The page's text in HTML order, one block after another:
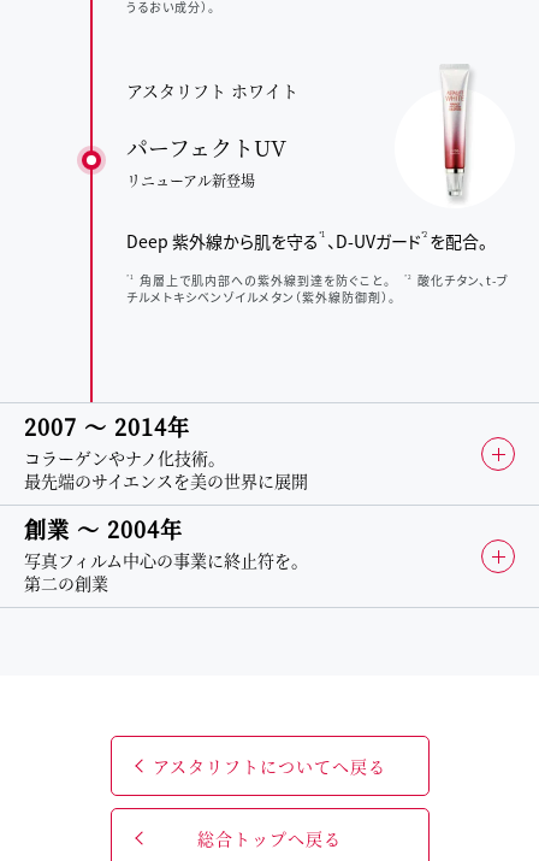
うるおい成分）。
アスタリフト ホワイト
パーフェクトUV
リニューアル新登場
Deep 紫外線から肌を守る *1 、D-UVガード*2 を配合。
*1 角層上で肌内部への紫外線到達を防ぐこと。 *2
酸化チタン、t-ブ
チルメトキシベンゾイルメタン（紫外線防御剤）。
2007 〜 2014年
コラーゲンやナノ化技術。
最先端のサイエンスを美の世界に展開
創業 〜 2004年
写真フィルム中心の事業に終止符を。
第二の創業
アスタリフトについてへ戻る
総合トップへ戻る